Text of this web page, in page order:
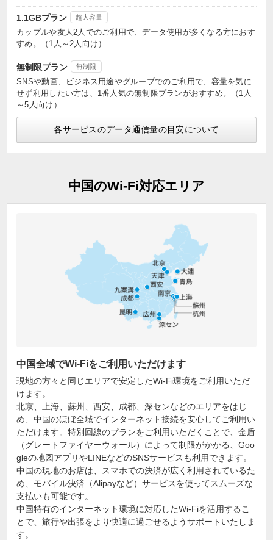
1.1GBプラン 超大容量
カップルや友人2人でのご利用で、データ使用が多くなる方におす
すめ。（1人～2人向け）
無制限プラン 無制限
SNSや動画、ビジネス用途やグループでのご利用で、容量を気に
せず利用したい方は、1番人気の無制限プランがおすすめ。（1人
～5人向け）
各サービスのデータ通信量の目安について
中国のWi-Fi対応エリア
中国全域でWi-Fiをご利用いただけます
現地の方々と同じエリアで安定したWi-Fi環境をご利用いただ
けます。
北京、上海、蘇州、西安、成都、深センなどのエリアをはじ
め、中国のほぼ全域でインターネット接続を安心してご利用い
ただけます。特別回線のプランをご利用いただくことで、金盾
（グレートファイヤーウォール）によって制限がかかる、Goo
gleの地図アプリやLINEなどのSNSサービスも利用できます。
中国の現地のお店は、スマホでの決済が広く利用されているた
め、モバイル決済（Alipayなど）サービスを使ってスムーズな
支払いも可能です。
中国特有のインターネット環境に対応したWi-Fiを活用するこ
とで、旅行や出張をより快適に過ごせるようサポートいたしま
す。